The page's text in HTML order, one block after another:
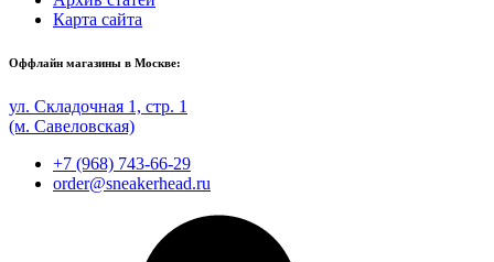
Карта сайта
Оффлайн магазины в Москве:
ул. Складочная 1, стр. 1
(м. Савеловская)
+7 (968) 743-66-29
order@sneakerhead.ru